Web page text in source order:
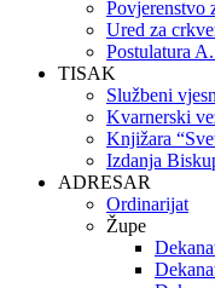
Povjerenstvo
Ured za
Postulatura
TISAK
Službeni
Kvarnerski
Knjižara
Izdanja
ADRESAR
Ordinarijat
Župe